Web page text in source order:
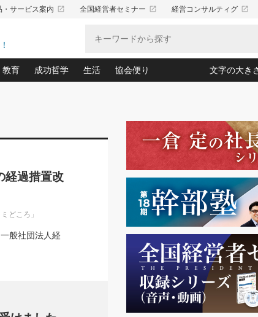
・サービス案内 launch 全国経営者セミナー launch 経営コンサルティグ launch
第86回 「言葉狩り」
お
スト」
」(28)
ために、やっておきたいこと(34)
違う！(36)
Ｌ不況時代の新戦略(12)
法律リスク(178)
から支持される「ウェルビーイング経営入
宅を創る 100の視点(100)
社長のための現場改善(174)
教育
あなただからお願いしたいと思われる 気配りの達人(127)
クレーム対応の新知識と新常識(57)
デキル社員に育てる！ 社員教育の決め手(203)
業績アップにつながる！ワンランク上の手紙・メール術(100)
成功哲学
中国哲学に学ぶ 不況は会社守成の好機(38)
令和時代の「社長の人間力の磨き方」(86)
先人の名句名言の教え 東洋思想に学ぶ経営学(132)
渡部昇一の「日本の指導者たち」(32)
経営に活かす“十八史略”(30)
生活
おのころ心平の ──社長のための「か・ら
デジタルＡＶを味方に！新・仕事術(180)
リーダー脳の鍛え方(32)
ワインを楽しむ基礎レッスン(12)
必読！社長が読むべき今月の4冊(88)
眼と耳で楽しむ読書術(162)
社長の「氣」(30)
米国スポーツ・ビジネスに学ぶ心理学(98)
高橋一喜の『これぞ！"本物の温泉"』(157)
協会便り
「愛読者通信」著者インタビュー
ビジネス見聞録 経営ニュース
作間信司の経営無形庵(けいえいむ
繁栄への着眼点 牟田太陽(76)
講話を聞いて学ぼう 実学・耳学・
(7)
文字の大き
過措置改
どころ」
般社団法人経